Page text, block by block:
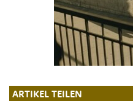
ARTIKEL TEILEN